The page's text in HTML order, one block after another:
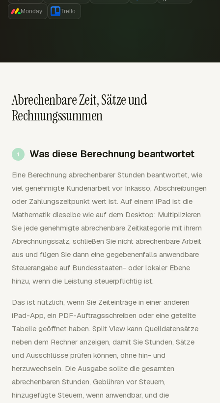
Monday Trello
Abrechenbare Zeit, Sätze und
Rechnungssummen
Was diese Berechnung beantwortet
Eine Berechnung abrechenbarer Stunden beantwortet, wie
viel genehmigte Kundenarbeit vor Inkasso, Abschreibungen
oder Zahlungszeitpunkt wert ist. Auf einem iPad ist die
Mathematik dieselbe wie auf dem Desktop: Multiplizieren
Sie jede genehmigte abrechenbare Zeitkategorie mit ihrem
Abrechnungssatz, schließen Sie nicht abrechenbare Arbeit
aus und fügen Sie dann eine gegebenenfalls anwendbare
Steuerangabe auf Bundesstaaten- oder lokaler Ebene
hinzu, wenn die Leistung steuerpflichtig ist.
Das ist nützlich, wenn Sie Zeiteinträge in einer anderen
iPad-App, ein PDF-Auftragsschreiben oder eine geteilte
Tabelle geöffnet haben. Split View kann Quelldatensätze
neben dem Rechner anzeigen, damit Sie Stunden, Sätze
und Ausschlüsse prüfen können, ohne hin- und
herzuwechseln. Die Ausgabe sollte die gesamten
abrechenbaren Stunden, Gebühren vor Steuern,
hinzugefügte Steuern, wenn anwendbar, und die